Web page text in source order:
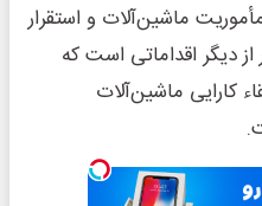
ماشین‌آلات و استقرار
دیگر اقداماتی است که
کارایی ماشین‌آلات